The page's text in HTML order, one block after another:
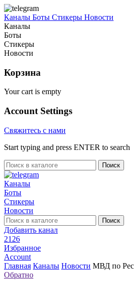
Каналы Боты Стикеры Новости
Каналы
Боты
Стикеры
Новости
Корзина
Your cart is empty
Account Settings
Свяжитесь с нами
Start typing and press ENTER to search
Поиск
Каналы
Боты
Стикеры
Новости
Поиск
Добавить канал
2126
Избранное
Account
Главная Каналы Новости МВД по
Обратно